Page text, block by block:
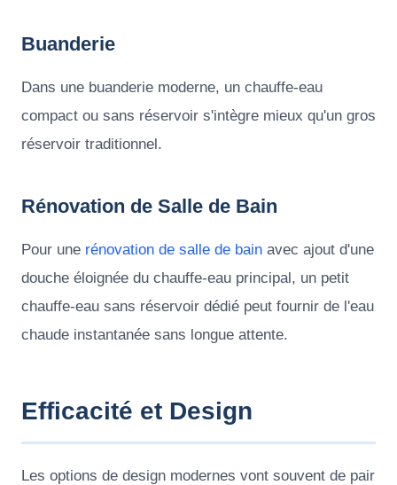
Buanderie
Dans une buanderie moderne, un chauffe-eau
compact ou sans réservoir s'intègre mieux qu'un gros
réservoir traditionnel.
Rénovation de Salle de Bain
Pour une rénovation de salle de bain avec ajout d'une
douche éloignée du chauffe-eau principal, un petit
chauffe-eau sans réservoir dédié peut fournir de l'eau
chaude instantanée sans longue attente.
Efficacité et Design
Les options de design modernes vont souvent de pair